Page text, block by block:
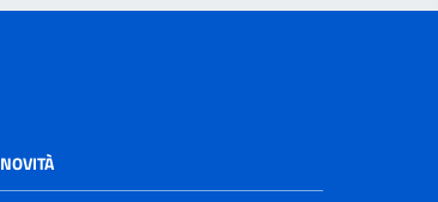
NOVITÀ